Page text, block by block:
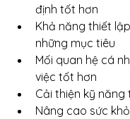
định tốt hơn
Khả năng thiết
những mục tiêu
Mối quan hệ cá
việc tốt hơn
Cải thiện kỹ năng
Nâng cao sức